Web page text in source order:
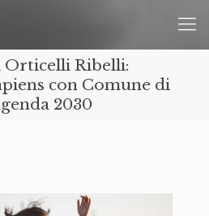
Orticelli Ribelli:
con Comune di
2030